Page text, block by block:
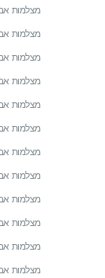
מצלמות
מצלמות
מצלמות
מצלמות
מצלמות
מצלמות
מצלמות
מצלמות
מצלמות
מצלמות
מצלמות
מצלמות